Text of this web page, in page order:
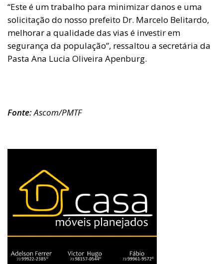
“Este é um trabalho para minimizar danos e uma
solicitação do nosso prefeito Dr. Marcelo Belitardo,
melhorar a qualidade das vias é investir em
segurança da população”, ressaltou a secretária da
Pasta Ana Lucia Oliveira Apenburg.
Fonte:Ascom/PMTF